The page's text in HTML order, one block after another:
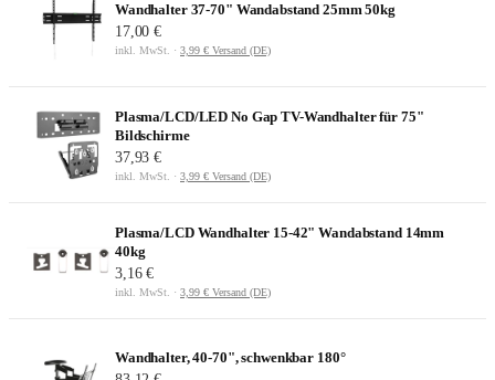
Wandhalter 37-70" Wandabstand 25mm 50kg
17,00 €
inkl. MwSt. · 3,99 € Versand (DE)
Plasma/LCD/LED No Gap TV-Wandhalter für 75"
Bildschirme
37,93 €
inkl. MwSt. · 3,99 € Versand (DE)
Plasma/LCD Wandhalter 15-42" Wandabstand 14mm
40kg
3,16 €
inkl. MwSt. · 3,99 € Versand (DE)
Wandhalter, 40-70", schwenkbar 180°